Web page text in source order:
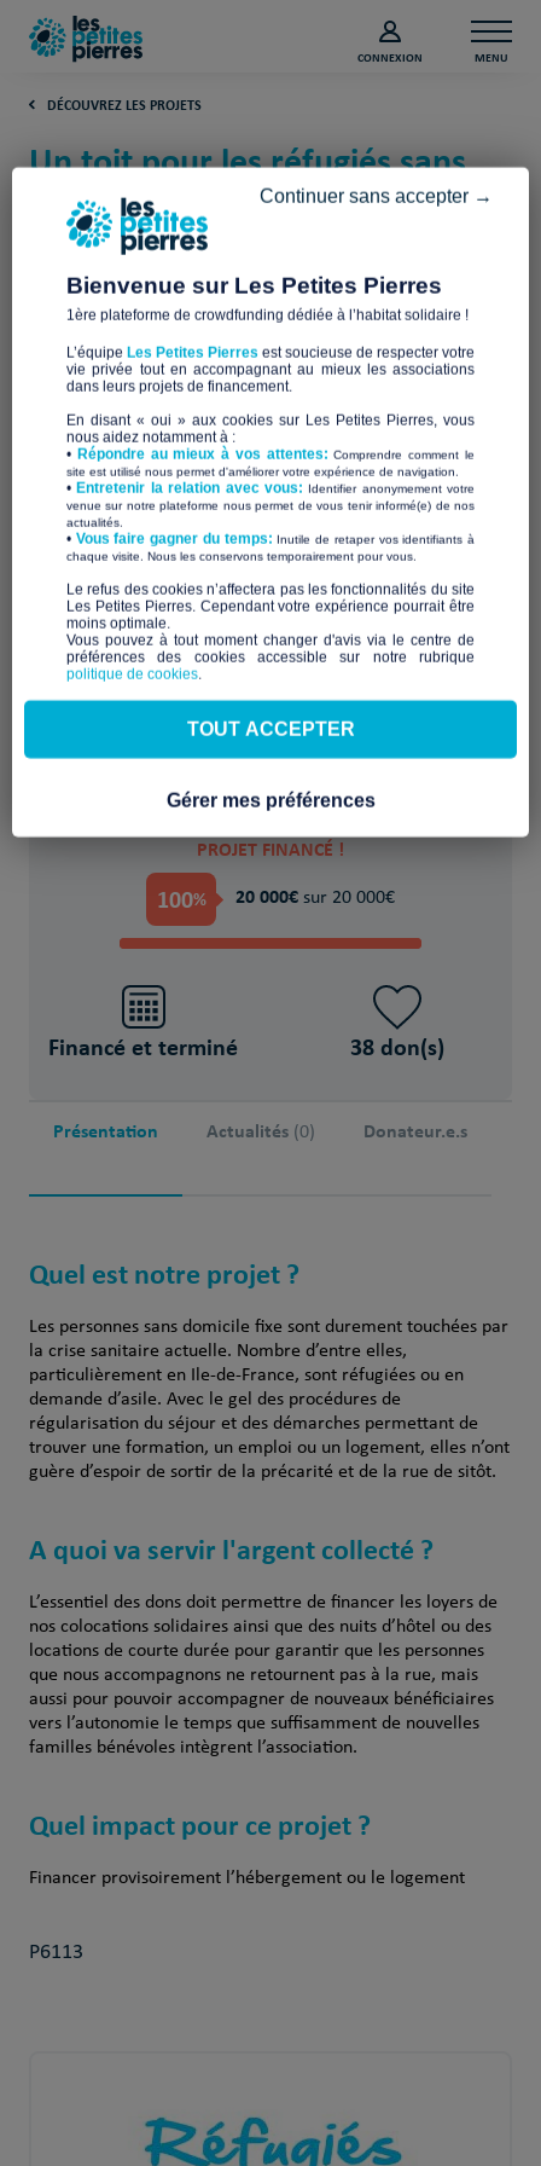
CONNEXION MENU
DÉCOUVREZ LES PROJETS
Un toit pour les réfugiés sans
abri en Ile de France – Avril
2020 (Paris)
Réfugiés Bienvenue
Financer provisoirement l'hébergement ou
le logement
POUR
PROJET FINANCÉ !
100% 20 000€ sur 20 000€
Financé et terminé 38 don(s)
Présentation Actualités (0) Donateur.e.s
Quel est notre projet ?
Les personnes sans domicile fixe sont durement touchées par
la crise sanitaire actuelle. Nombre d’entre elles,
particulièrement en Ile-de-France, sont réfugiées ou en
demande d’asile. Avec le gel des procédures de
régularisation du séjour et des démarches permettant de
trouver une formation, un emploi ou un logement, elles n’ont
guère d’espoir de sortir de la précarité et de la rue de sitôt.
A quoi va servir l'argent collecté ?
L’essentiel des dons doit permettre de financer les loyers de
nos colocations solidaires ainsi que des nuits d’hôtel ou des
locations de courte durée pour garantir que les personnes
que nous accompagnons ne retournent pas à la rue, mais
aussi pour pouvoir accompagner de nouveaux bénéficiaires
vers l’autonomie le temps que suffisamment de nouvelles
familles bénévoles intègrent l’association.
Quel impact pour ce projet ?
Financer provisoirement l’hébergement ou le logement
P6113
Bienvenue sur Les Petites Pierres
1ère plateforme de crowdfunding dédiée à l’habitat solidaire !
L’équipe Les Petites Pierres est soucieuse de respecter votre
vie privée tout en accompagnant au mieux les associations
dans leurs projets de financement.
En disant « oui » aux cookies sur Les Petites Pierres, vous
nous aidez notamment à :
• Répondre au mieux à vos attentes:Comprendre comment le
site est utilisé nous permet d'améliorer votre expérience de navigation.
•Entretenir la relation avec vous: Identifier anonymement votre
venue sur notre plateforme nous permet de vous tenir informé(e) de nos
actualités.
​• Vous faire gagner du temps: Inutile de retaper vos identifiants à
chaque visite. Nous les conservons temporairement pour vous.
​Le refus des cookies n’affectera pas les fonctionnalités du site
Les Petites Pierres. Cependant votre expérience pourrait être
moins optimale.​
Vous pouvez à tout moment changer d'avis via le centre de
préférences des cookies accessible sur notre rubrique
politique de cookies.
Continuer sans accepter →
TOUT ACCEPTER
Gérer mes préférences